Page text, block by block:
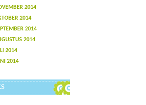
2014
2014
2014
2014
2014
2014